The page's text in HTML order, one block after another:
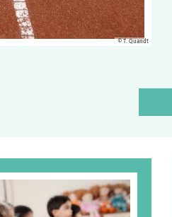
© T. Quandt